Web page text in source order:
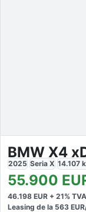
BMW X4
2025 Seria X 14.107
55.900
46.198 EUR + 21%
Leasing de la 563